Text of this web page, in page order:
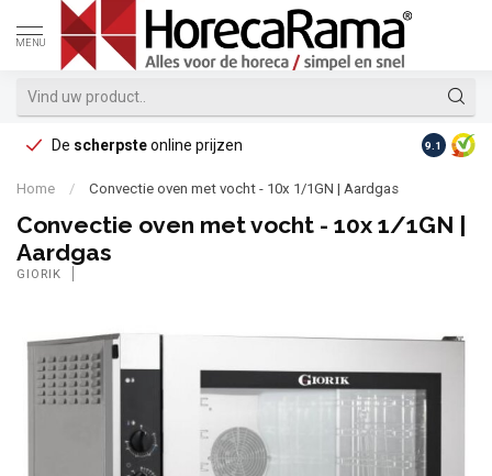
MENU
De scherpsteonline prijzen Op
9.1
Home / Convectie oven met vocht - 10x 1/1GN | Aardgas
Convectie oven met vocht - 10x 1/1GN |
Aardgas
GIORIK